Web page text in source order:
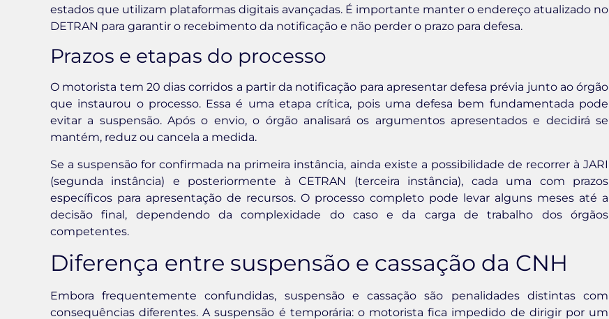
estados que utilizam plataformas digitais avançadas. É importante manter o endereço atualizado no
DETRAN para garantir o recebimento da notificação e não perder o prazo para defesa.
Prazos e etapas do processo
O motorista tem 20 dias corridos a partir da notificação para apresentar defesa prévia junto ao órgão
que instaurou o processo. Essa é uma etapa crítica, pois uma defesa bem fundamentada pode
evitar a suspensão. Após o envio, o órgão analisará os argumentos apresentados e decidirá se
mantém, reduz ou cancela a medida.
Se a suspensão for confirmada na primeira instância, ainda existe a possibilidade de recorrer à JARI
(segunda instância) e posteriormente à CETRAN (terceira instância), cada uma com prazos
específicos para apresentação de recursos. O processo completo pode levar alguns meses até a
decisão final, dependendo da complexidade do caso e da carga de trabalho dos órgãos
competentes.
Diferença entre suspensão e cassação da CNH
Embora frequentemente confundidas, suspensão e cassação são penalidades distintas com
consequências diferentes. A suspensão é temporária: o motorista fica impedido de dirigir por um